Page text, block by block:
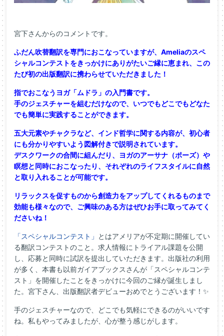
宮下さんからのコメントです。
ふだん吹替翻訳を専門におこなっていますが、Ameliaのスペ
シャルコンテストをきっかけにありがたいご縁に恵まれ、この
たび初の出版翻訳に携わらせていただきました！
指でおこなうヨガ「ムドラ」の入門書です。
手のジェスチャーを組むだけなので、いつでもどこでもどなた
でも簡単に実践することができます。
五大元素やチャクラなど、インド哲学に関する内容が、初心者
にも分かりやすいよう図解付きで説明されています。
デスクワークの合間に組んだり、ヨガのアーサナ（ポーズ）や
瞑想と同時におこなったり、それぞれのライフスタイルに自然
と取り入れることが可能です。
リラックスを促すものから創造力をアップしてくれるものまで
効能も様々なので、ご興味のある方はぜひお手に取ってみてく
ださいね！
「スペシャルコンテスト」 とはアメリアが不定期に開催してい
る翻訳コンテストのこと。求人情報にトライアル課題を公開
し、応募と同時に試訳を提出していただきます。出版社の利用
が多く、本書も以前ガイアブックスさんが「スペシャルコンテ
スト」を開催したことをきっかけに今回のご縁が誕生しまし
た。宮下さん、出版翻訳者デビューおめでとうございます！✨
手のジェスチャーなので、どこでも気軽にできるのがいいです
ね。私もやってみましたが、心が整う感じがします。